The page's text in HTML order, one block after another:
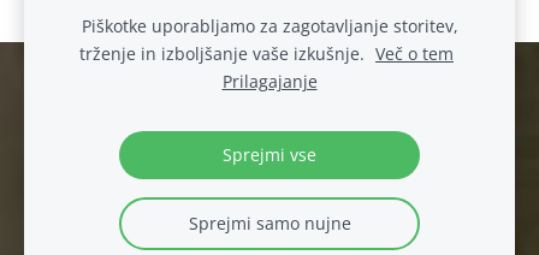
Spletna trgovina
Ustvarjamo domišljijo. Že od leta 1990
Piškotke uporabljamo za zagotavljanje storitev,
trženje in izboljšanje vaše izkušnje. Več o tem
Prilagajanje
Sprejmi vse
Sprejmi samo nujne